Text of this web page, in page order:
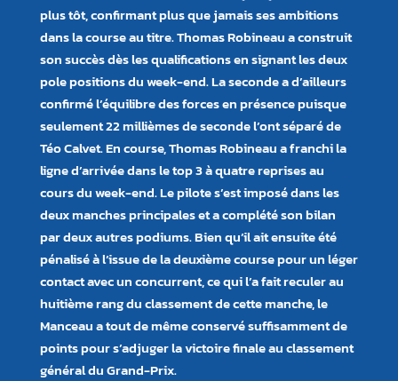
plus tôt, confirmant plus que jamais ses ambitions
dans la course au titre. Thomas Robineau a construit
son succès dès les qualifications en signant les deux
pole positions du week-end. La seconde a d’ailleurs
confirmé l’équilibre des forces en présence puisque
seulement 22 millièmes de seconde l’ont séparé de
Téo Calvet. En course, Thomas Robineau a franchi la
ligne d’arrivée dans le top 3 à quatre reprises au
cours du week-end. Le pilote s’est imposé dans les
deux manches principales et a complété son bilan
par deux autres podiums. Bien qu’il ait ensuite été
pénalisé à l’issue de la deuxième course pour un léger
contact avec un concurrent, ce qui l’a fait reculer au
huitième rang du classement de cette manche, le
Manceau a tout de même conservé suffisamment de
points pour s’adjuger la victoire finale au classement
général du Grand-Prix.